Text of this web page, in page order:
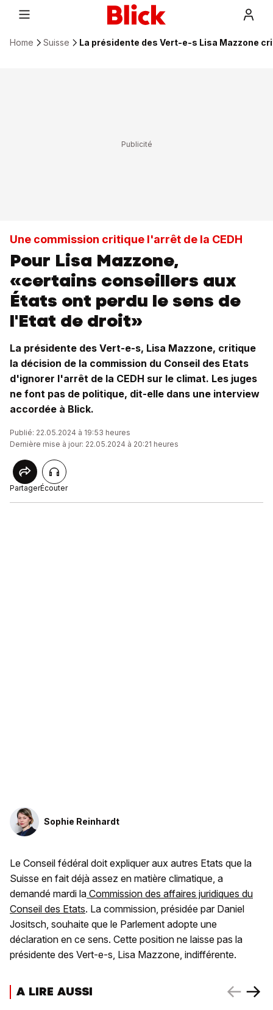
Home Suisse La présidente des Vert-e-s Lisa Mazzone
Une commission critique l'arrêt de la CEDH
Pour Lisa Mazzone,
«certains conseillers aux
États ont perdu le sens de
l'Etat de droit»
La présidente des Vert-e-s, Lisa Mazzone, critique
la décision de la commission du Conseil des Etats
d'ignorer l'arrêt de la CEDH sur le climat. Les juges
ne font pas de politique, dit-elle dans une interview
accordée à Blick.
Publié: 22.05.2024 à 19:53 heures
Dernière mise à jour: 22.05.2024 à 20:21 heures
PartagerÉcouter
Sophie Reinhardt
Le Conseil fédéral doit expliquer aux autres Etats que la
Suisse en fait déjà assez en matière climatique, a
demandé mardi la Commission des affaires juridiques du
Conseil des Etats. La commission, présidée par Daniel
Jositsch, souhaite que le Parlement adopte une
déclaration en ce sens. Cette position ne laisse pas la
présidente des Vert-e-s, Lisa Mazzone, indifférente.
A LIRE AUSSI